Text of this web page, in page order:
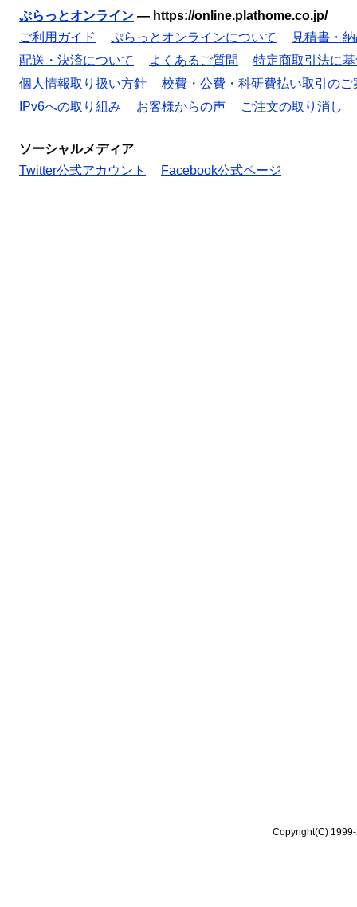
ぷらっとオンライン — https://online.plathome.co.jp/
ご利用ガイド
ぷらっとオンラインについて
見積書・
配送・決済について
よくあるご質問
特定商取引法に
個人情報取り扱い方針
校費・公費・科研費払い取引のご
IPv6への取り組み
お客様からの声 ご注文の取り消し
ソーシャルメディア
Twitter公式アカウント
Facebook公式ページ
Copyright(C)